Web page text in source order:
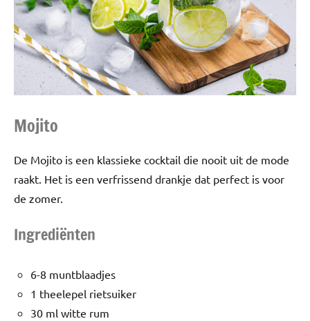
Mojito
De Mojito is een klassieke cocktail die nooit uit de mode
raakt. Het is een verfrissend drankje dat perfect is voor
de zomer.
Ingrediënten
6-8 muntblaadjes
1 theelepel rietsuiker
30 ml witte rum